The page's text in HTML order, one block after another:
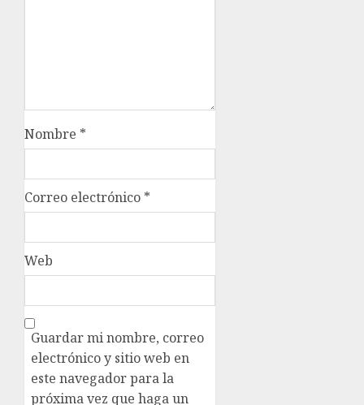
Nombre *
Correo electrónico *
Web
Guardar mi nombre, correo
electrónico y sitio web en
este navegador para la
próxima vez que haga un